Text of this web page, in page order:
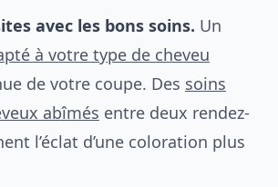
avec les bons soins. Un
à votre type de cheveu
de votre coupe. Des soins
abîmés entre deux rendez-
l’éclat d’une coloration plus